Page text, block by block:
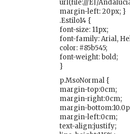
url(file:///E|/
margin-left: 20px; }
.Estilo14 {
font-size: 11px;
font-family: Arial,
color: #85b545;
font-weight: bold;
}
p.MsoNormal {
margin-top:0cm;
margin-right:0cm;
margin-
margin-left:0cm;
text-align:justify;